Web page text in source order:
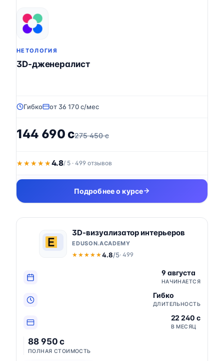
НЕТОЛОГИЯ
3D-дженералист
Гибко от 36 170 c/мес
144 690 c275 450 c
★★★★★
★★★★★4.8/ 5 · 499 отзывов
Подробнее о курсе
3D-визуализатор интерьеров
EDUSON.ACADEMY
★★★★★
★★★★★4.8/5· 499
9 августа
НАЧИНАЕТСЯ
Гибко
ДЛИТЕЛЬНОСТЬ
22 240 c
В МЕСЯЦ
88 950 c
ПОЛНАЯ СТОИМОСТЬ